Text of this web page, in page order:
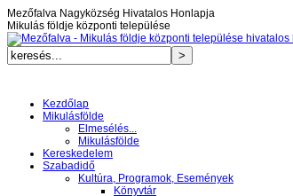
Mezőfalva Nagyközség Hivatalos Honlapja
Mikulás földje központi települése
Kezdőlap
Mikulásfölde
Elmesélés...
Mikulásfölde
Kereskedelem
Szabadidő
Kultúra, Programok, Események
Könyvtár